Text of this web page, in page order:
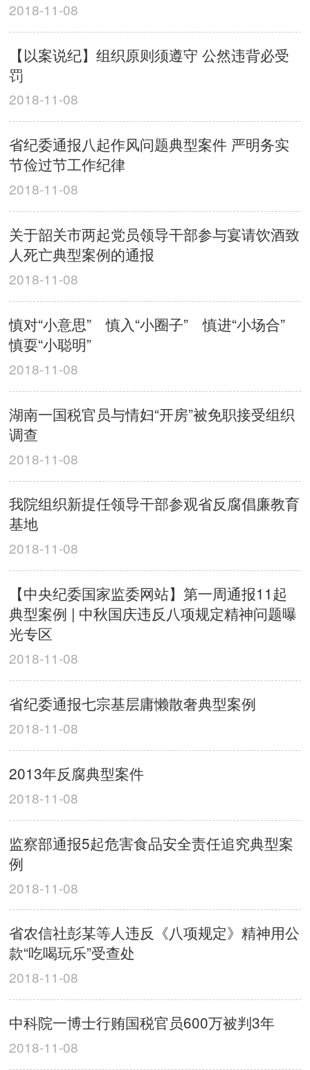
2018-11-08
【以案说纪】组织原则须遵守 公然违背必受
罚
2018-11-08
省纪委通报八起作风问题典型案件 严明务实
节俭过节工作纪律
2018-11-08
关于韶关市两起党员领导干部参与宴请饮酒致
人死亡典型案例的通报
2018-11-08
慎对“小意思” 慎入“小圈子” 慎进“小场合”
慎耍“小聪明”
2018-11-08
湖南一国税官员与情妇“开房”被免职接受组织
调查
2018-11-08
我院组织新提任领导干部参观省反腐倡廉教育
基地
2018-11-08
【中央纪委国家监委网站】第一周通报11起
典型案例 | 中秋国庆违反八项规定精神问题曝
光专区
2018-11-08
省纪委通报七宗基层庸懒散奢典型案例
2018-11-08
2013年反腐典型案件
2018-11-08
监察部通报5起危害食品安全责任追究典型案
例
2018-11-08
省农信社彭某等人违反《八项规定》精神用公
款“吃喝玩乐”受查处
2018-11-08
中科院一博士行贿国税官员600万被判3年
2018-11-08